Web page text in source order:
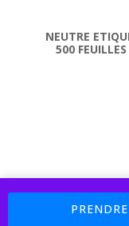
Boutique : 5% sur
Payement 4 X
NEUTRE
500